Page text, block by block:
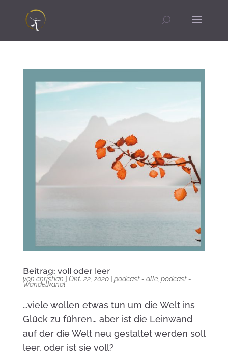
Beitrag: voll oder leer
von christian Okt. 22, 2020| podcast - alle, podcast -
Wandelkanal
…viele wollen etwas tun um die Welt ins
Glück zu führen… aber ist die Leinwand
auf der die Welt neu gestaltet werden soll
leer, oder ist sie voll?